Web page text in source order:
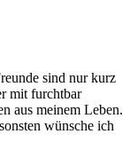
sind nur kurz
mit furchtbar
aus meinem Leben.
wünsche ich